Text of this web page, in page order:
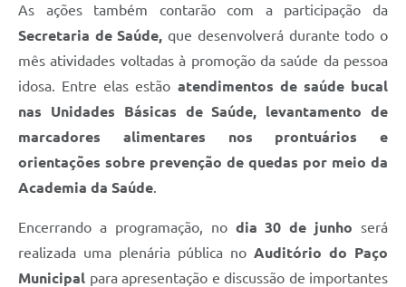
As ações também contarão com a participação da
Secretaria de Saúde, que desenvolverá durante todo o
mês atividades voltadas à promoção da saúde da pessoa
idosa. Entre elas estão atendimentos de saúde bucal
nas Unidades Básicas de Saúde, levantamento de
marcadores alimentares nos prontuários e
orientações sobre prevenção de quedas por meio da
Academia da Saúde
Encerrando a programação, no dia 30 de junho será
realizada uma plenária pública no Auditório do Paço
Municipal para apresentação e discussão de importantes